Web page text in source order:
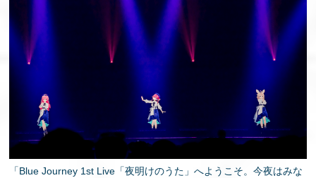
「Blue Journey 1st Live「夜明けのうた」へようこそ。今夜はみな